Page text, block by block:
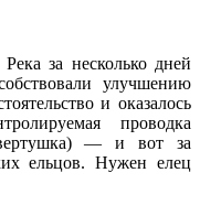
за несколько дней
улучшению
и оказалось
проводка
— и вот за
ельцов. Нужен елец